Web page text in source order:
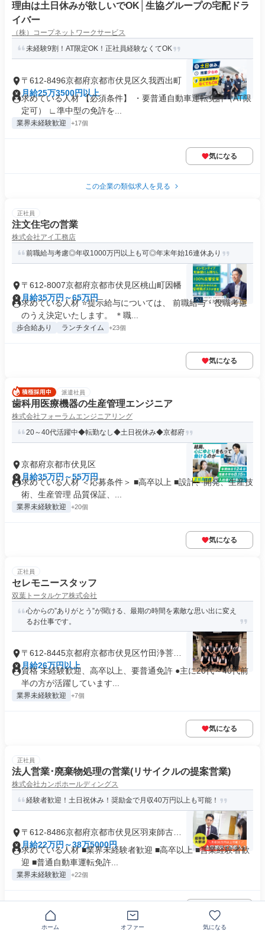
理由は土日休みが欲しいでOK│生協グループの宅配ドラ
イバー
（株）コープネットワークサービス
未経験9割！AT限定OK！正社員経験なくてOK
〒612-8496京都府京都市伏見区久我西出町
月給25万3500円以上
求めている人材 【必須条件】 ・要普通自動車運転免許（AT限
定可） ∟準中型の免許を...
業界未経験歓迎 +17個
気になる
この企業の類似求人を見る
正社員
注文住宅の営業
株式会社アイ工務店
前職給与考慮◎年収1000万円以上も可◎年末年始16連休あり
〒612-8007京都府京都市伏見区桃山町因幡
月給35万円～65万円
求めている人材 ⭐提示給与については、 前職給与・役職考慮
のうえ決定いたします。 ＊職...
歩合給あり ランチタイム +23個
気になる
派遣社員
歯科用医療機器の生産管理エンジニア
株式会社フォーラムエンジニアリング
20～40代活躍中◆転勤なし◆土日祝休み◆京都府
京都府京都市伏見区
月給35万円～55万円
求めている人材 ＜応募条件＞ ■高卒以上 ■設計、開発、生産技
術、生産管理 品質保証、...
業界未経験歓迎 +20個
気になる
正社員
セレモニースタッフ
双葉トータルケア株式会社
心からの”ありがとう”が聞ける、最期の時間を素敵な思い出に変え
るお仕事です。
〒612-8445京都府京都市伏見区竹田浄菩提
院町
月給26万円以上
資格 未経験歓迎、高卒以上、要普通免許 ●主に20代～40代前
半の方が活躍しています...
業界未経験歓迎 +7個
気になる
正社員
法人営業･廃棄物処理の営業(リサイクルの提案営業)
株式会社カンポホールディングス
経験者歓迎！土日祝休み！奨励金で月収40万円以上も可能！
〒612-8486京都府京都市伏見区羽束師古川
町
月給22万円～38万5000円
求めている人材 ■業界未経験者歓迎 ■高卒以上 ■営業経験者歓
迎 ■普通自動車運転免許...
業界未経験歓迎 +22個
ホーム オファー 気になる